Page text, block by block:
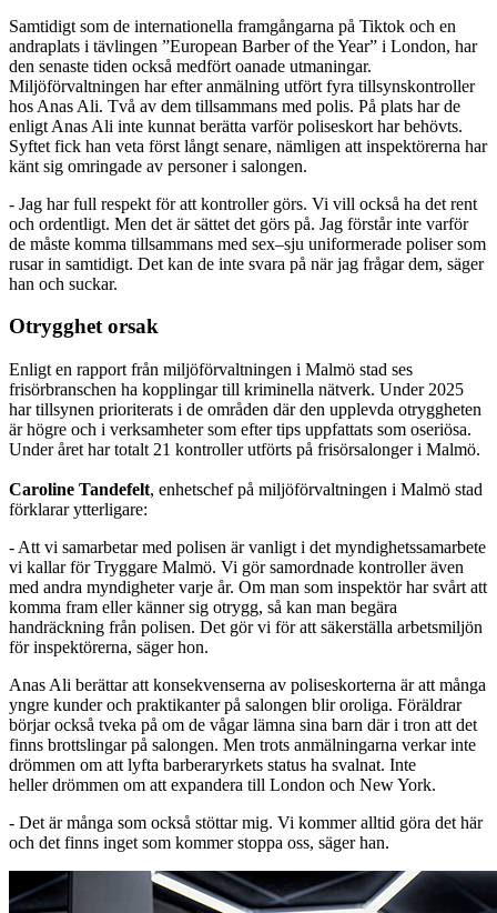
Samtidigt som de internationella framgångarna på Tiktok och en
andraplats i tävlingen ”European Barber of the Year” i London, har
den senaste tiden också medfört oanade utmaningar.
Miljöförvaltningen har efter anmälning utfört fyra tillsynskontroller
hos Anas Ali. Två av dem tillsammans med polis. På plats har de
enligt Anas Ali inte kunnat berätta varför poliseskort har behövts.
Syftet fick han veta först långt senare, nämligen att inspektörerna har
känt sig omringade av personer i salongen.
- Jag har full respekt för att kontroller görs. Vi vill också ha det rent
och ordentligt. Men det är sättet det görs på. Jag förstår inte varför
de måste komma tillsammans med sex–sju uniformerade poliser som
rusar in samtidigt. Det kan de inte svara på när jag frågar dem, säger
han och suckar.
Otrygghet orsak
Enligt en rapport från miljöförvaltningen i Malmö stad ses
frisörbranschen ha kopplingar till kriminella nätverk. Under 2025
har tillsynen prioriterats i de områden där den upplevda otryggheten
är högre och i verksamheter som efter tips uppfattats som oseriösa.
Under året har totalt 21 kontroller utförts på frisörsalonger i Malmö.
Caroline Tandefelt, enhetschef på miljöförvaltningen i Malmö stad
förklarar ytterligare:
- Att vi samarbetar med polisen är vanligt i det myndighetssamarbete
vi kallar för Tryggare Malmö. Vi gör samordnade kontroller även
med andra myndigheter varje år. Om man som inspektör har svårt att
komma fram eller känner sig otrygg, så kan man begära
handräckning från polisen. Det gör vi för att säkerställa arbetsmiljön
för inspektörerna, säger hon.
Anas Ali berättar att konsekvenserna av poliseskorterna är att många
yngre kunder och praktikanter på salongen blir oroliga. Föräldrar
börjar också tveka på om de vågar lämna sina barn där i tron att det
finns brottslingar på salongen. Men trots anmälningarna verkar inte
drömmen om att lyfta barberaryrkets status ha svalnat. Inte
heller drömmen om att expandera till London och New York.
- Det är många som också stöttar mig. Vi kommer alltid göra det här
och det finns inget som kommer stoppa oss, säger han.